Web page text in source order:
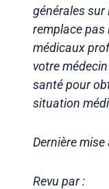
générales sur
remplace
médicaux
votre
santé pour
situation
Dernière
Revu par :